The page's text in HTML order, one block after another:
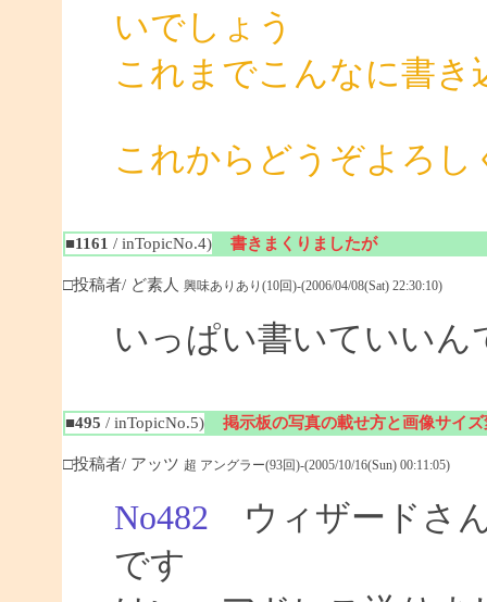
いでしょう
これまでこんなに書
これからどうぞよろ
■1161 / inTopicNo.4) 書きまくりましたが
□投稿者/ ど素人 興味ありあり(10回)-(2006/04/08(Sat) 22:30:10)
いっぱい書いていい
■495 / inTopicNo.5) 掲示板の写真の載せ方と画像サイ
□投稿者/ アッツ 超 アングラー(93回)-(2005/10/16(Sun) 00:11:05)
No482 ウィザードさ
です